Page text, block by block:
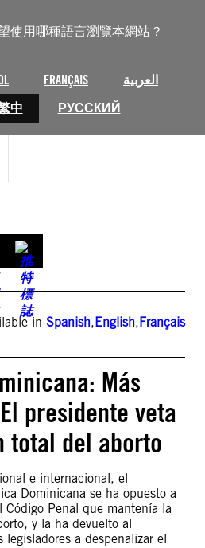
使用哪種語言瀏覽本網站？
FRANÇAIS
العربية
中 РУССКИЙ
in Spanish,English,Français
Más
presidente veta
total del aborto
e internacional, el
Dominicana se ha opuesto a
Código Penal que mantenía la
y la ha devuelto al
legisladores a despenalizar el